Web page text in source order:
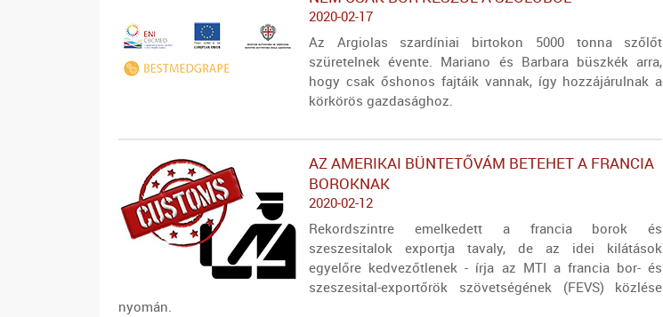
2020-02-17
Az Argiolas szardíniai birtokon 5000 tonna szőlőt
szüretelnek évente. Mariano és Barbara büszkék arra,
hogy csak őshonos fajtáik vannak, így hozzájárulnak a
körkörös gazdasághoz.
AZ AMERIKAI BÜNTETŐVÁM BETEHET A FRANCIA
BOROKNAK
2020-02-12
Rekordszintre emelkedett a francia borok és
szeszesitalok exportja tavaly, de az idei kilátások
egyelőre kedvezőtlenek - írja az MTI a francia bor- és
szeszesital-exportőrök szövetségének (FEVS) közlése
nyomán.